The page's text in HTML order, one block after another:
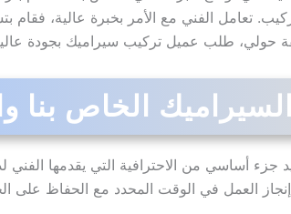
تعامل الفني مع الأمر بخبرة عالية،
طلب عميل تركيب سيراميك بجودة عالية
الخاص بنا
جزء أساسي من الاحترافية التي يقدمها
العمل في الوقت المحدد مع الحفاظ على